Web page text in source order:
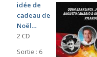
idée de
cadeau de
Noël…
2 CD
Sortie : 6